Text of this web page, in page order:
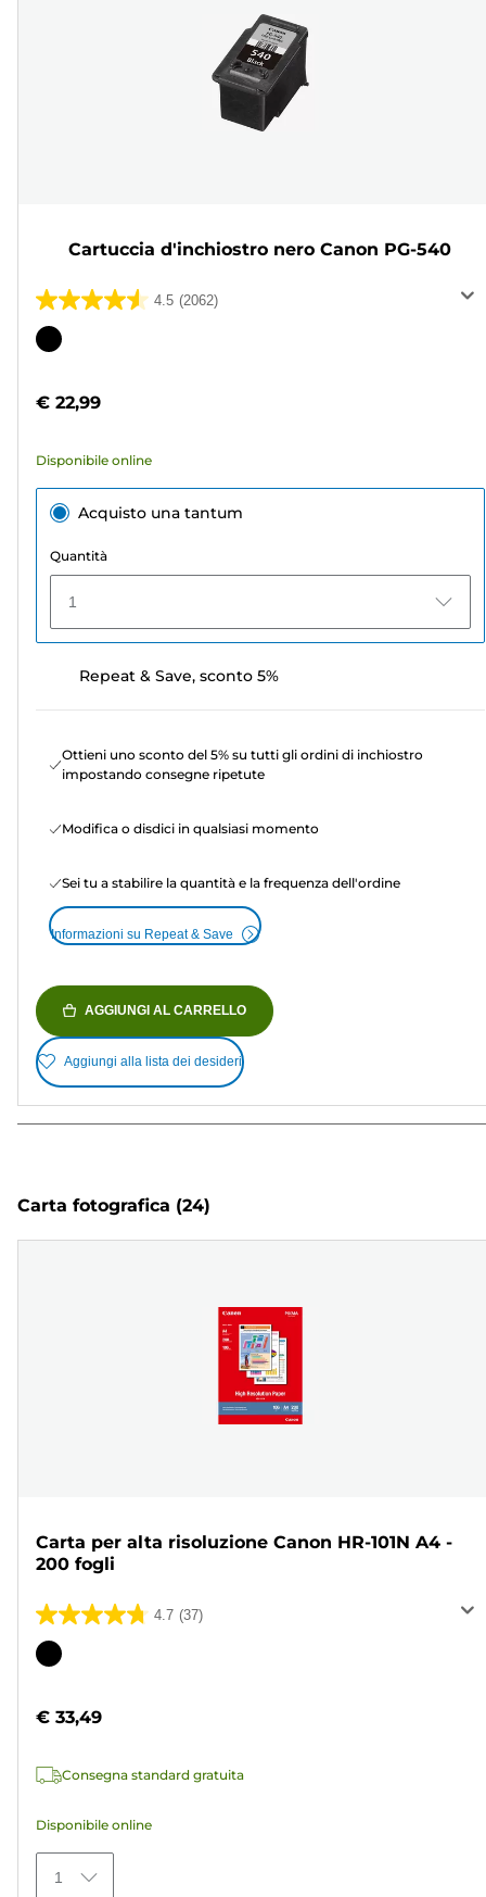
Cartuccia d'inchiostro nero Canon PG-540
4.5 (2062)
4.5
su
2062
Cartuccia
colori
€ 22,99
Disponibile online
Acquisto una tantum
Quantità
1
Repeat & Save, sconto 5%
Ottieni uno sconto del 5% su tutti gli ordini di inchiostro
impostando consegne ripetute
Modifica o disdici in qualsiasi momento
Sei tu a stabilire la quantità e la frequenza dell'ordine
Informazioni su Repeat & Save
AGGIUNGI AL CARRELLO
Aggiungi alla lista dei desideri
Carta fotografica (24)
Carta per alta risoluzione Canon HR-101N A4 -
200 fogli
4.7 (37)
4.7
su
37
Cartuccia
colori
€ 33,49
Consegna standard gratuita
Disponibile online
1